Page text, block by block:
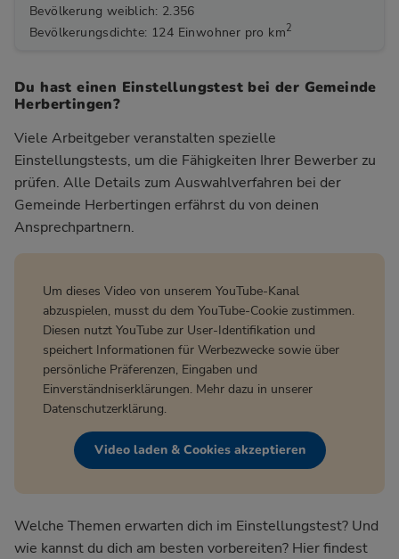
Bevölkerung weiblich: 2.356
Bevölkerungsdichte: 124 Einwohner pro km2
Du hast einen Einstellungstest bei der Gemeinde
Herbertingen?
Viele Arbeitgeber veranstalten spezielle
Einstellungstests, um die Fähigkeiten Ihrer Bewerber zu
prüfen. Alle Details zum Auswahlverfahren bei der
Gemeinde Herbertingen erfährst du von deinen
Ansprechpartnern.
Um dieses Video von unserem YouTube-Kanal
abzuspielen, musst du dem YouTube-Cookie zustimmen.
Diesen nutzt YouTube zur User-Identifikation und
speichert Informationen für Werbezwecke sowie über
persönliche Präferenzen, Eingaben und
Einverständniserklärungen. Mehr dazu in unserer
Datenschutzerklärung.
Video laden & Cookies akzeptieren
Welche Themen erwarten dich im Einstellungstest? Und
wie kannst du dich am besten vorbereiten? Hier findest